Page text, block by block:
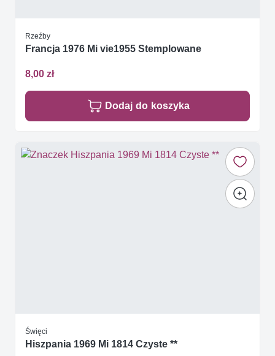
Rzeźby
Francja 1976 Mi vie1955 Stemplowane
8,00 zł
Dodaj do koszyka
Święci
Hiszpania 1969 Mi 1814 Czyste **